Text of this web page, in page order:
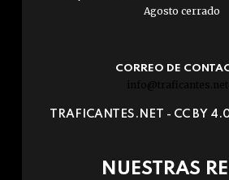
Agosto cerrado
CORREO DE
info@traficantes.net
TRAFICANTES.NET - CC BY
NUESTRAS